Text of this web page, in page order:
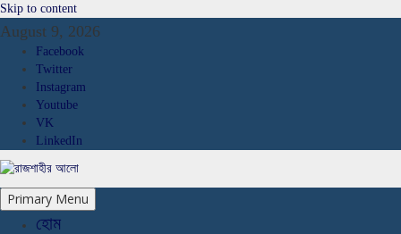
Skip to content
August 9, 2026
Facebook
Twitter
Instagram
Youtube
VK
LinkedIn
Primary Menu
হোম